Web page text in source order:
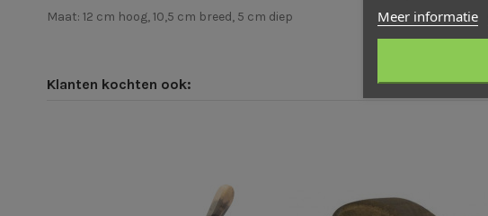
Maat: 12 cm hoog, 10,5 cm breed, 5 cm diep
Klanten kochten ook:
Meer informatie